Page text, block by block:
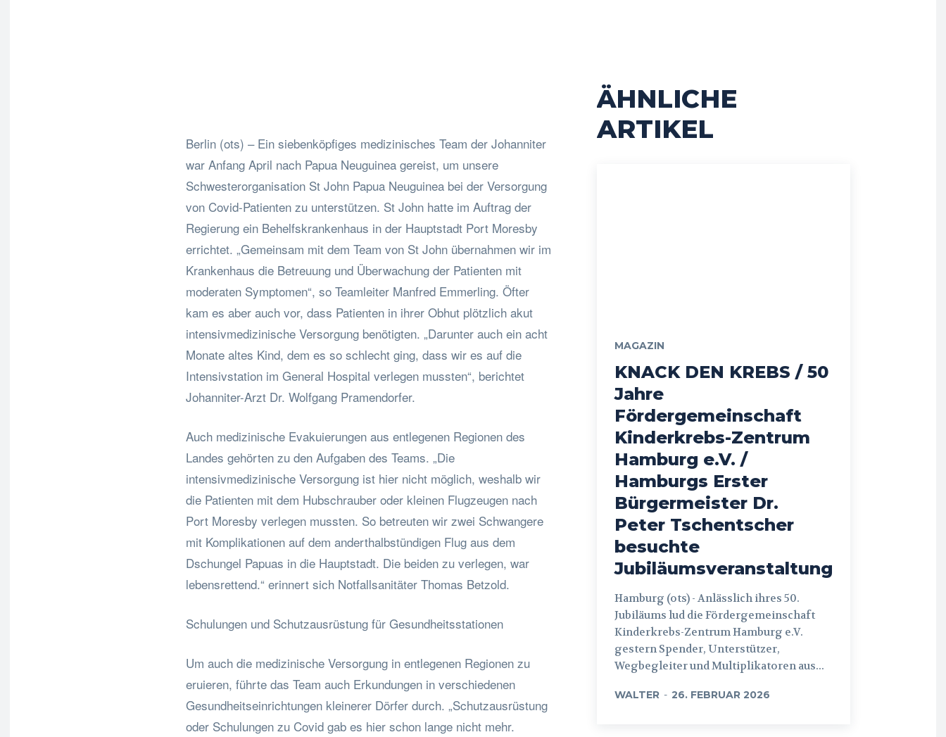
Berlin (ots) – Ein siebenköpfiges medizinisches Team der Johanniter
war Anfang April nach Papua Neuguinea gereist, um unsere
Schwesterorganisation St John Papua Neuguinea bei der Versorgung
von Covid-Patienten zu unterstützen. St John hatte im Auftrag der
Regierung ein Behelfskrankenhaus in der Hauptstadt Port Moresby
errichtet. „Gemeinsam mit dem Team von St John übernahmen wir im
Krankenhaus die Betreuung und Überwachung der Patienten mit
moderaten Symptomen“, so Teamleiter Manfred Emmerling. Öfter
kam es aber auch vor, dass Patienten in ihrer Obhut plötzlich akut
intensivmedizinische Versorgung benötigten. „Darunter auch ein acht
Monate altes Kind, dem es so schlecht ging, dass wir es auf die
Intensivstation im General Hospital verlegen mussten“, berichtet
Johanniter-Arzt Dr. Wolfgang Pramendorfer.
Auch medizinische Evakuierungen aus entlegenen Regionen des
Landes gehörten zu den Aufgaben des Teams. „Die
intensivmedizinische Versorgung ist hier nicht möglich, weshalb wir
die Patienten mit dem Hubschrauber oder kleinen Flugzeugen nach
Port Moresby verlegen mussten. So betreuten wir zwei Schwangere
mit Komplikationen auf dem anderthalbstündigen Flug aus dem
Dschungel Papuas in die Hauptstadt. Die beiden zu verlegen, war
lebensrettend.“ erinnert sich Notfallsanitäter Thomas Betzold.
Schulungen und Schutzausrüstung für Gesundheitsstationen
Um auch die medizinische Versorgung in entlegenen Regionen zu
eruieren, führte das Team auch Erkundungen in verschiedenen
Gesundheitseinrichtungen kleinerer Dörfer durch. „Schutzausrüstung
oder Schulungen zu Covid gab es hier schon lange nicht mehr.
ÄHNLICHE
ARTIKEL
MAGAZIN
KNACK DEN KREBS / 50
Jahre
Fördergemeinschaft
Kinderkrebs-Zentrum
Hamburg e.V. /
Hamburgs Erster
Bürgermeister Dr.
Peter Tschentscher
besuchte
Jubiläumsveranstaltung
Hamburg (ots) - Anlässlich ihres 50.
Jubiläums lud die Fördergemeinschaft
Kinderkrebs-Zentrum Hamburg e.V.
gestern Spender, Unterstützer,
Wegbegleiter und Multiplikatoren aus...
WALTER - 26. FEBRUAR 2026